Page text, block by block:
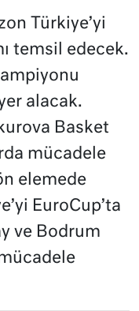
Türkiye’yi
temsil edecek.
alacak.
Basket
mücadele
elemede
EuroCup’ta
ve Bodrum